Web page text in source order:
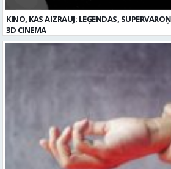
KINO, KAS AIZRAUJ: LEĢENDAS,
3D CINEMA